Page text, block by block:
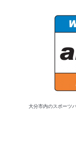
大分市内のスポーツ